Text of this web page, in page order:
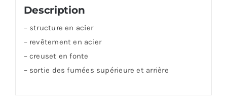
Description
– structure en acier
– revêtement en acier
– creuset en fonte
– sortie des fumées supérieure et arrière